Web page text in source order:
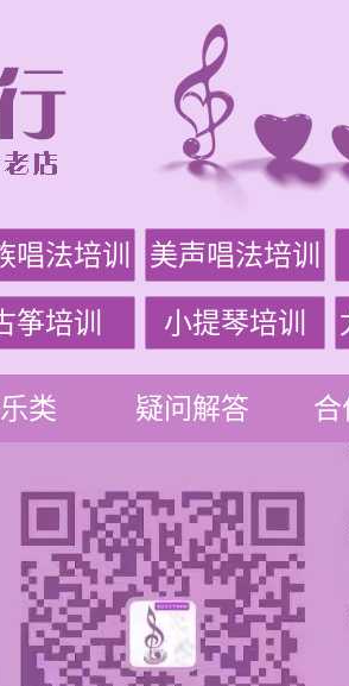
唱法培训 美声唱法培训
筝培训 小提琴培训
类 疑问解答 合